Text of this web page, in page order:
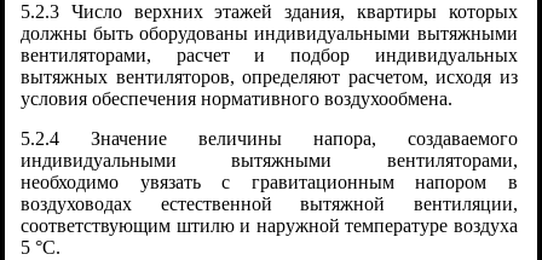
5.2.3 Число верхних этажей здания, квартиры которых
должны быть оборудованы индивидуальными вытяжными
вентиляторами, расчет и подбор индивидуальных
вытяжных вентиляторов, определяют расчетом, исходя из
условия обеспечения нормативного воздухообмена.
5.2.4 Значение величины напора, создаваемого
индивидуальными вытяжными вентиляторами,
необходимо увязать с гравитационным напором в
воздуховодах естественной вытяжной вентиляции,
соответствующим штилю и наружной температуре воздуха
5 °C.